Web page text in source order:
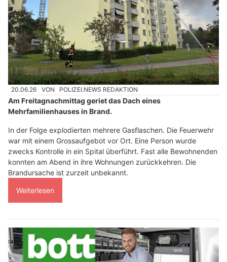
20.06.26 VON POLIZEI.NEWS REDAKTION
Am Freitagnachmittag geriet das Dach eines
Mehrfamilienhauses in Brand.
In der Folge explodierten mehrere Gasflaschen. Die Feuerwehr
war mit einem Grossaufgebot vor Ort. Eine Person wurde
zwecks Kontrolle in ein Spital überführt. Fast alle Bewohnenden
konnten am Abend in ihre Wohnungen zurückkehren. Die
Brandursache ist zurzeit unbekannt.
Weiterlesen